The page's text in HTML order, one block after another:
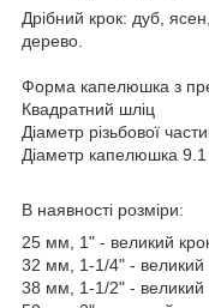
Дрібний крок: дуб,
дерево.
Форма капелюшка з
Квадратний шліц
Діаметр різьбової
Діаметр капелюшка
В наявності розміри:
25 мм, 1" - великий
32 мм, 1-1/4" - великий
38 мм, 1-1/2" - великий